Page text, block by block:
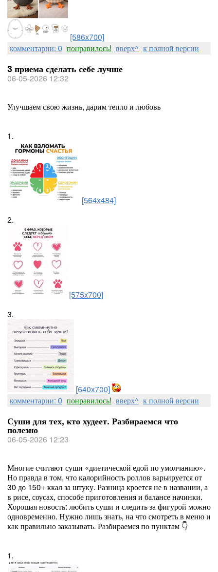
[586x700]
комментарии: 0 понравилось! вверх^ к полной версии
3 приема сделать себе лучше
06-05-2026 12:32
Улучшаем свою жизнь, дарим тепло и любовь
1.
[564x484]
2.
[575x700]
3.
[640x700]
комментарии: 0 понравилось! вверх^ к полной версии
Суши для тех, кто худеет. Разбираемся что
полезно
06-05-2026 12:23
Многие считают суши «диетической едой по умолчанию».
Но правда в том, что калорийность роллов варьируется от
30 до 150+ ккал за штуку. Разница кроется не в названии, а
в рисе, соусах, способе приготовления и балансе начинки.
Хорошая новость: любить суши и следить за фигурой можно
одновременно. Нужно лишь знать, на что смотреть в меню и
как правильно заказывать. Разбираемся по пунктам 👇
1.